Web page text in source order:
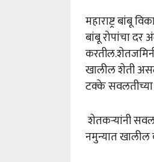
महाराष्ट्र बांबू
बांबू रोपांचा
खालील शेती
टक्के सवलतीच्या
शेतकऱ्यांनी
नमुन्यात खालील